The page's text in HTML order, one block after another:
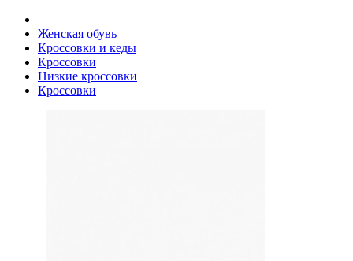
Женская обувь
Кроссовки и кеды
Кроссовки
Низкие кроссовки
Кроссовки